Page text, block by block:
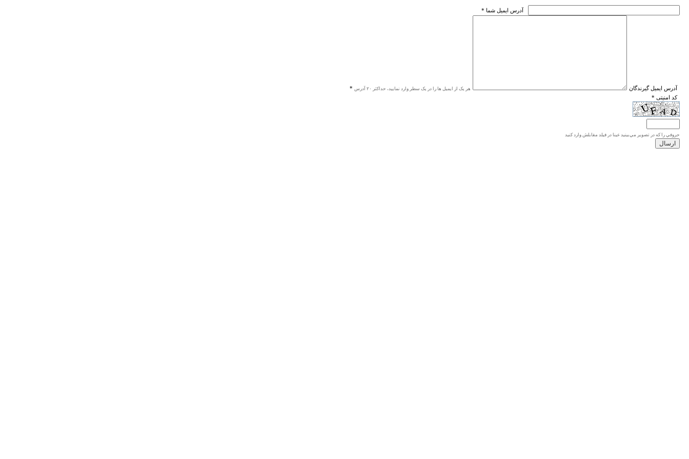
* آدرس ايميل شما
* آدرس ايميل گيرندگان هر یک از ایمیل ها را در یک سطر وارد نمایید، حداکثر ۲۰ آدرس
* کد امنیتی
حروفي را كه در تصوير مي‌بينيد عينا در فيلد مقابلش وارد كنيد